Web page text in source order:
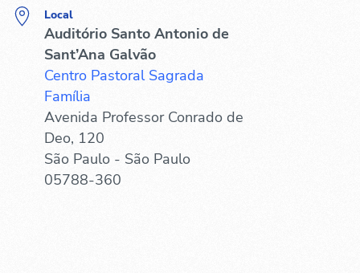
Local
Auditório Santo Antonio de
Sant’Ana Galvão
Centro Pastoral Sagrada
Família
Avenida Professor Conrado de
Deo, 120
São Paulo - São Paulo
05788-360